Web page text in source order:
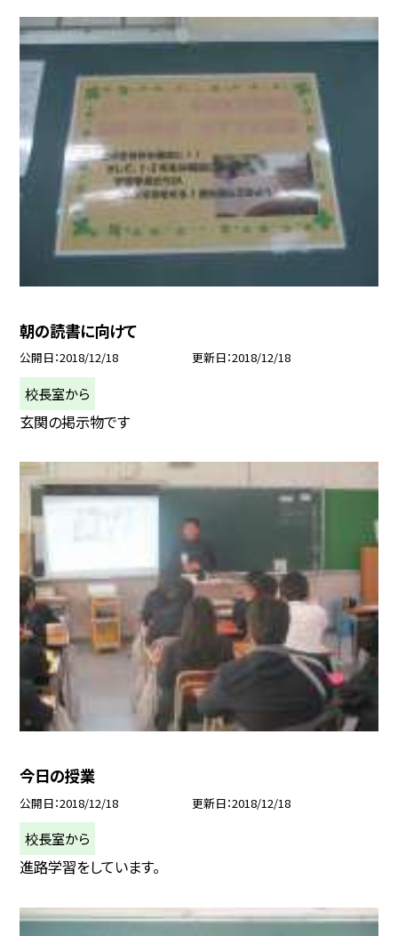
朝の読書に向けて
公開日 2018/12/18 更新日 2018/12/18
校長室から
玄関の掲示物です
今日の授業
公開日 2018/12/18 更新日 2018/12/18
校長室から
進路学習をしています。